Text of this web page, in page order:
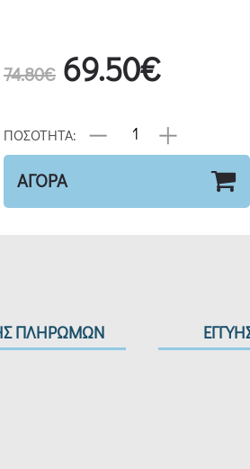
74.80€ 69.50€
ΠΟΣΟΤΗΤΑ:
ΑΓΟΡΑ
ΠΛΗΡΩΜΩΝ